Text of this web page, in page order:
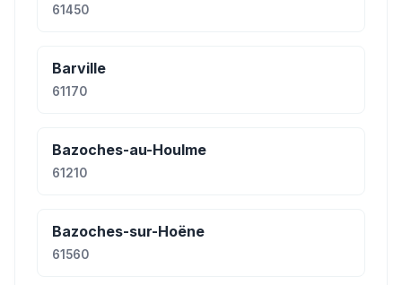
61450
Barville
61170
Bazoches-au-Houlme
61210
Bazoches-sur-Hoëne
61560